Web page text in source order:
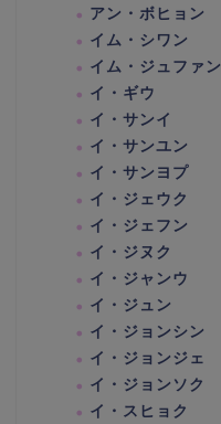
アン・ボヒョン
イム・シワン
イム・ジュファン
イ・ギウ
イ・サンイ
イ・サンユン
イ・サンヨプ
イ・ジェウク
イ・ジェフン
イ・ジヌク
イ・ジャンウ
イ・ジュン
イ・ジョンシン
イ・ジョンジェ
イ・ジョンソク
イ・スヒョク